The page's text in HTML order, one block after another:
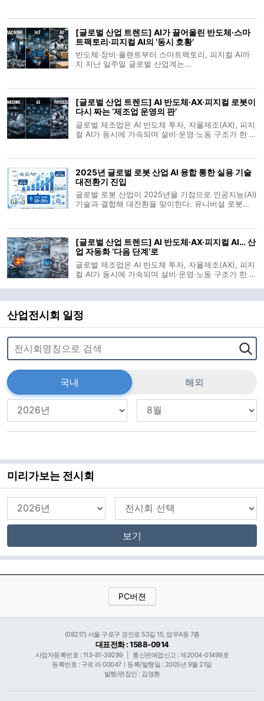
랜트 신증설을 확대하고 있다.
[글로벌 산업 트렌드] AI가 끌어올린 반도체·스마
트팩토리·피지컬 AI의 ‘동시 호황’
반도체·장비·플랜트부터 스마트팩토리, 피지컬 AI까
지 지난 일주일 글로벌 산업계는
밀어 올리는 그림이다. 산업기계·설비·플랜트 글
[글로벌 산업 트렌드] AI 반도체·AX·피지컬 로봇이
다시 짜는 ‘제조업 운영의 판’
글로벌 제조업은 AI 반도체 투자, 자율제조(AX), 피지
컬 AI가 동시에 가속되며 설비·운영·노동 구조가 한 번
영 모델이 현실로 다
2025년 글로벌 로봇 산업 AI 융합 통한 실용 기술
대전환기 진입
글로벌 로봇 산업이 2025년을 기점으로 인공지능(AI)
기술과 결합해 대전환을 맞이한다. 유니버설 로봇
의 고도화를 견인할 전망이다. 실
[글로벌 산업 트렌드] AI 반도체·AX·피지컬 AI… 산
업 자동화 ‘다음 단계’로
글로벌 제조업은 AI 반도체 투자, 자율제조(AX), 피지
컬 AI가 동시에 가속되며 설비·운영·노동 구조가 한 번
에이전트 AI와 휴머노이드 로봇이 ‘사람+AI’ 협업을
전제로 한 산업 운영
산업전시회 일정
국내 해외
미리가보는 전시회
보기
PC버젼
(08217) 서울 구로구 경인로 53길 15, 업무A동 7층
대표전화 : 1588-0914
사업자등록번호 : 113-81-39299
통신판매업신고 : 제2004-01499호
등록번호 : 구로 라 00047ㅣ등록/발행일 : 2005년 9월 21일
발행/편집인 : 김영환